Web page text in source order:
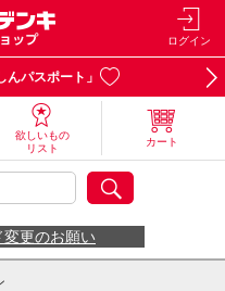
ログイン
パスポート」
欲しいもの
リスト
カート
更のお願い